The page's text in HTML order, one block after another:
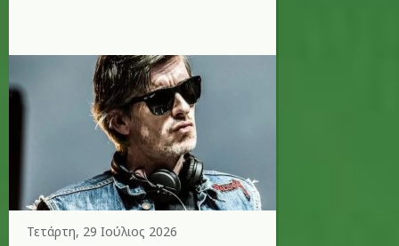
Τετάρτη, 29 Ιούλιος 2026